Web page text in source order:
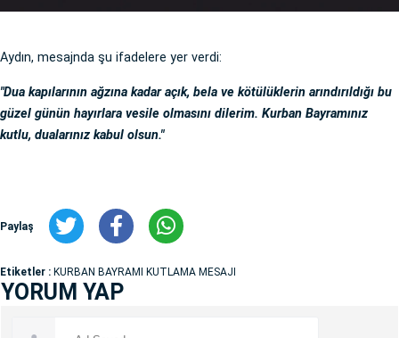
Aydın, mesajnda şu ifadelere yer verdi:
"Dua kapılarının ağzına kadar açık, bela ve kötülüklerin arındırıldığı bu
güzel günün hayırlara vesile olmasını dilerim. Kurban Bayramınız
kutlu, dualarınız kabul olsun."
Paylaş
Etiketler : KURBAN BAYRAMI KUTLAMA MESAJI
YORUM YAP